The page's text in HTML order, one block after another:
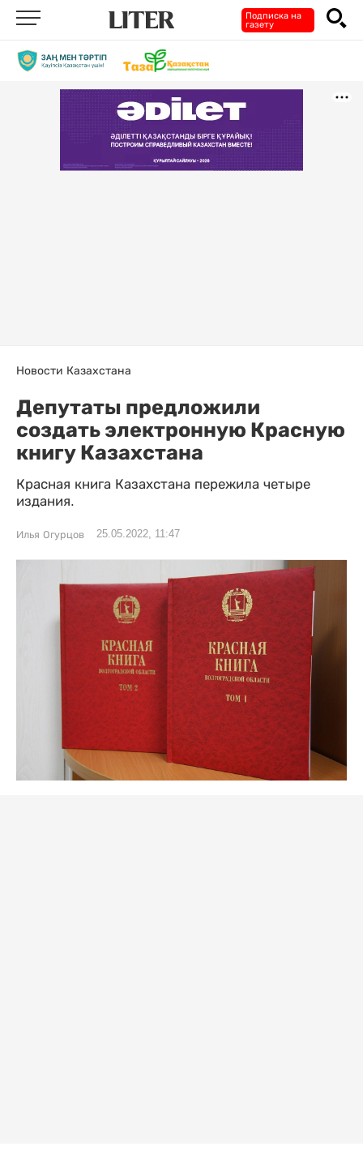
Подписка на
газету
Новости Казахстана
Депутаты предложили
создать электронную Красную
книгу Казахстана
Красная книга Казахстана пережила четыре
издания.
Илья Огурцов 25.05.2022, 11:47